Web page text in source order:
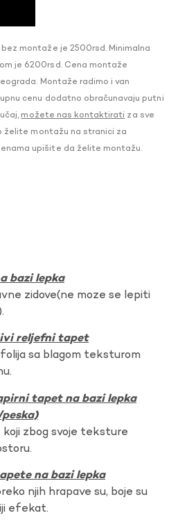
montaže je 2500rsd. Minimalna
je 6200rsd. Cena montaže
Montaže radimo i van
cenu dodatno obračunavaju putni
možete nas kontaktirati za sve
želite montažu na stranici za
upišite da želite montažu.
bazi lepka
zidove(ne moze se lepiti
reljefni tapet
sa blagom teksturom
tapet na bazi lepka
zbog svoje teksture
na bazi lepka
njih hrapave su, boje su
efekat.